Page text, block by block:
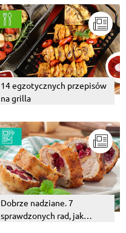
14 egzotycznych przepisów
na grilla
Dobrze nadziane. 7
sprawdzonych rad, jak